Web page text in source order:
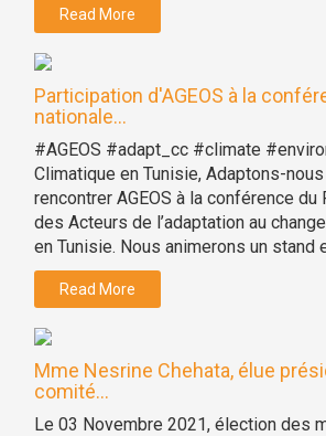
Read More
Participation d'AGEOS à la
nationale...
#AGEOS #adapt_cc #climate
Climatique en Tunisie, Adaptons-
rencontrer AGEOS à la conférence du
des Acteurs de l’adaptation au
en Tunisie. Nous animerons un stand
Read More
Mme Nesrine Chehata, élue
comité...
Le 03 Novembre 2021, élection des